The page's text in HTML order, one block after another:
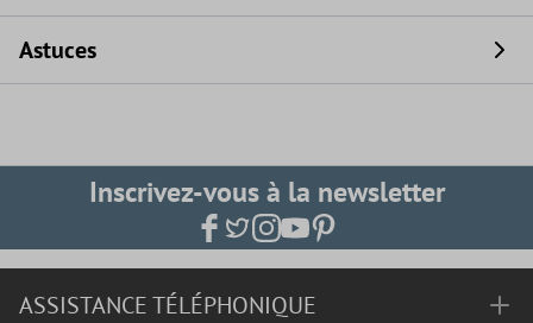
Astuces
Inscrivez-vous à la newsletter
ASSISTANCE TÉLÉPHONIQUE